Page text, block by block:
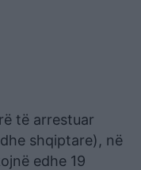
të arrestuar
shqiptare), në
edhe 19